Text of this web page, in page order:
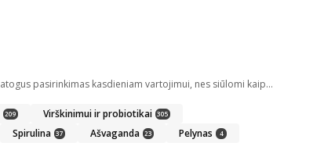
Čaga (Chaga) – beržo grybas (Inonotus obliquus), nuo seno vertinamas kaip vienas stipriausių gamtos antioksidantų. Šiuolaikiniai čaga papildai yra patogus pasirinkimas kasdieniam vartojimui, nes siūlomi kaip standartizuotas ekstraktas su tiksliai apskaičiuotu veikliųjų medžiagų kiekiu. Čaga grybas gali būti kapsulių, miltelių arba arbatos pavidalu, todėl galima lengvai pasirinkti tinkamiausią formą pagal individualius poreikius.
209 Virškinimui ir probiotikai 305
Spirulina 37 Ašvaganda 23 Pelynas 4